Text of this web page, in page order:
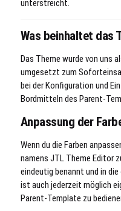
unterstreicht.
Was beinhaltet das
Das Theme wurde von uns
umgesetzt zum
bei der Konfiguration und
Bordmitteln des Parent-
Anpassung der
Wenn du die Farben
namens JTL Theme Editor
eindeutig benannt und in
ist auch jederzeit möglich
Parent-Template zu